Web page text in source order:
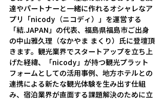
達やパートナーと一緒に作れるオシャレなア
プリ「nicody（ニコディ）」を運営する
「結.JAPAN」の代表、福島県福島市ご出身
の中山雅久理（なかやま まくり）氏に登壇頂
きます。観光業界でスタートアップを立ち上
げた経緯、「nicody」が持つ観光プラット
フォームとしての活用事例、地方ホテルとの
連携による新たな観光体験を生み出す仕組
み、宿泊業界が直面する課題解決のために立